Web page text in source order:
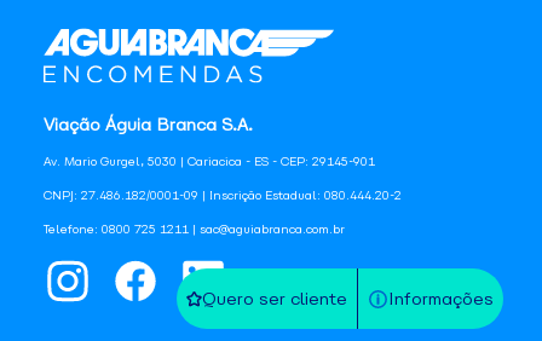
Quero ser cliente Informações
Viação Águia Branca S.A.
Av. Mario Gurgel, 5030 | Cariacica - ES - CEP: 29145-901
CNPJ: 27.486.182/0001-09 | Inscrição Estadual: 080.444.20-2
Telefone: 0800 725 1211 | sac@aguiabranca.com.br